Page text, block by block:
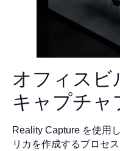
オフィスビ
キャプチャ
Reality Capture を使用
リカを作成するプロセ